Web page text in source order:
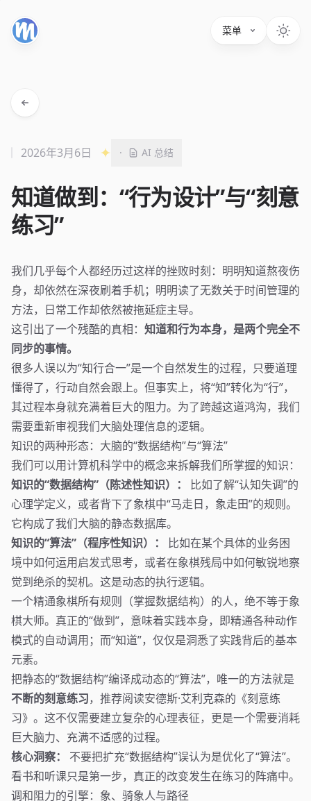
菜单
知道做到：“行为设计”与“刻意
练习”
2026年3月6日 · AI 总结
我们几乎每个人都经历过这样的挫败时刻：明明知道熬夜伤
身，却依然在深夜刷着手机；明明读了无数关于时间管理的
方法，日常工作却依然被拖延症主导。
这引出了一个残酷的真相： 知道和行为本身，是两个完全不
同步的事情。
很多人误以为“知行合一”是一个自然发生的过程，只要道理
懂得了，行动自然会跟上。但事实上，将“知”转化为“行”，
其过程本身就充满着巨大的阻力。为了跨越这道鸿沟，我们
需要重新审视我们大脑处理信息的逻辑。
知识的两种形态：大脑的“数据结构”与“算法”
我们可以用计算机科学中的概念来拆解我们所掌握的知识：
知识的“数据结构”（陈述性知识）：
比如了解“认知失调”的
心理学定义，或者背下了象棋中“马走日，象走田”的规则。
它构成了我们大脑的静态数据库。
知识的“算法”（程序性知识）：
比如在某个具体的业务困
境中如何运用启发式思考，或者在象棋残局中如何敏锐地察
觉到绝杀的契机。这是动态的执行逻辑。
一个精通象棋所有规则（掌握数据结构）的人，绝不等于象
棋大师。真正的“做到”，意味着实践本身，即精通各种动作
模式的自动调用；而“知道”，仅仅是洞悉了实践背后的基本
元素。
把静态的“数据结构”编译成动态的“算法”，唯一的方法就是
不断的刻意练习，推荐阅读安德斯·艾利克森的《刻意练
习》。这不仅需要建立复杂的心理表征，更是一个需要消耗
巨大脑力、充满不适感的过程。
核心洞察：
不要把扩充“数据结构”误认为是优化了“算法”。
看书和听课只是第一步，真正的改变发生在练习的阵痛中。
调和阻力的引擎：象、骑象人与路径